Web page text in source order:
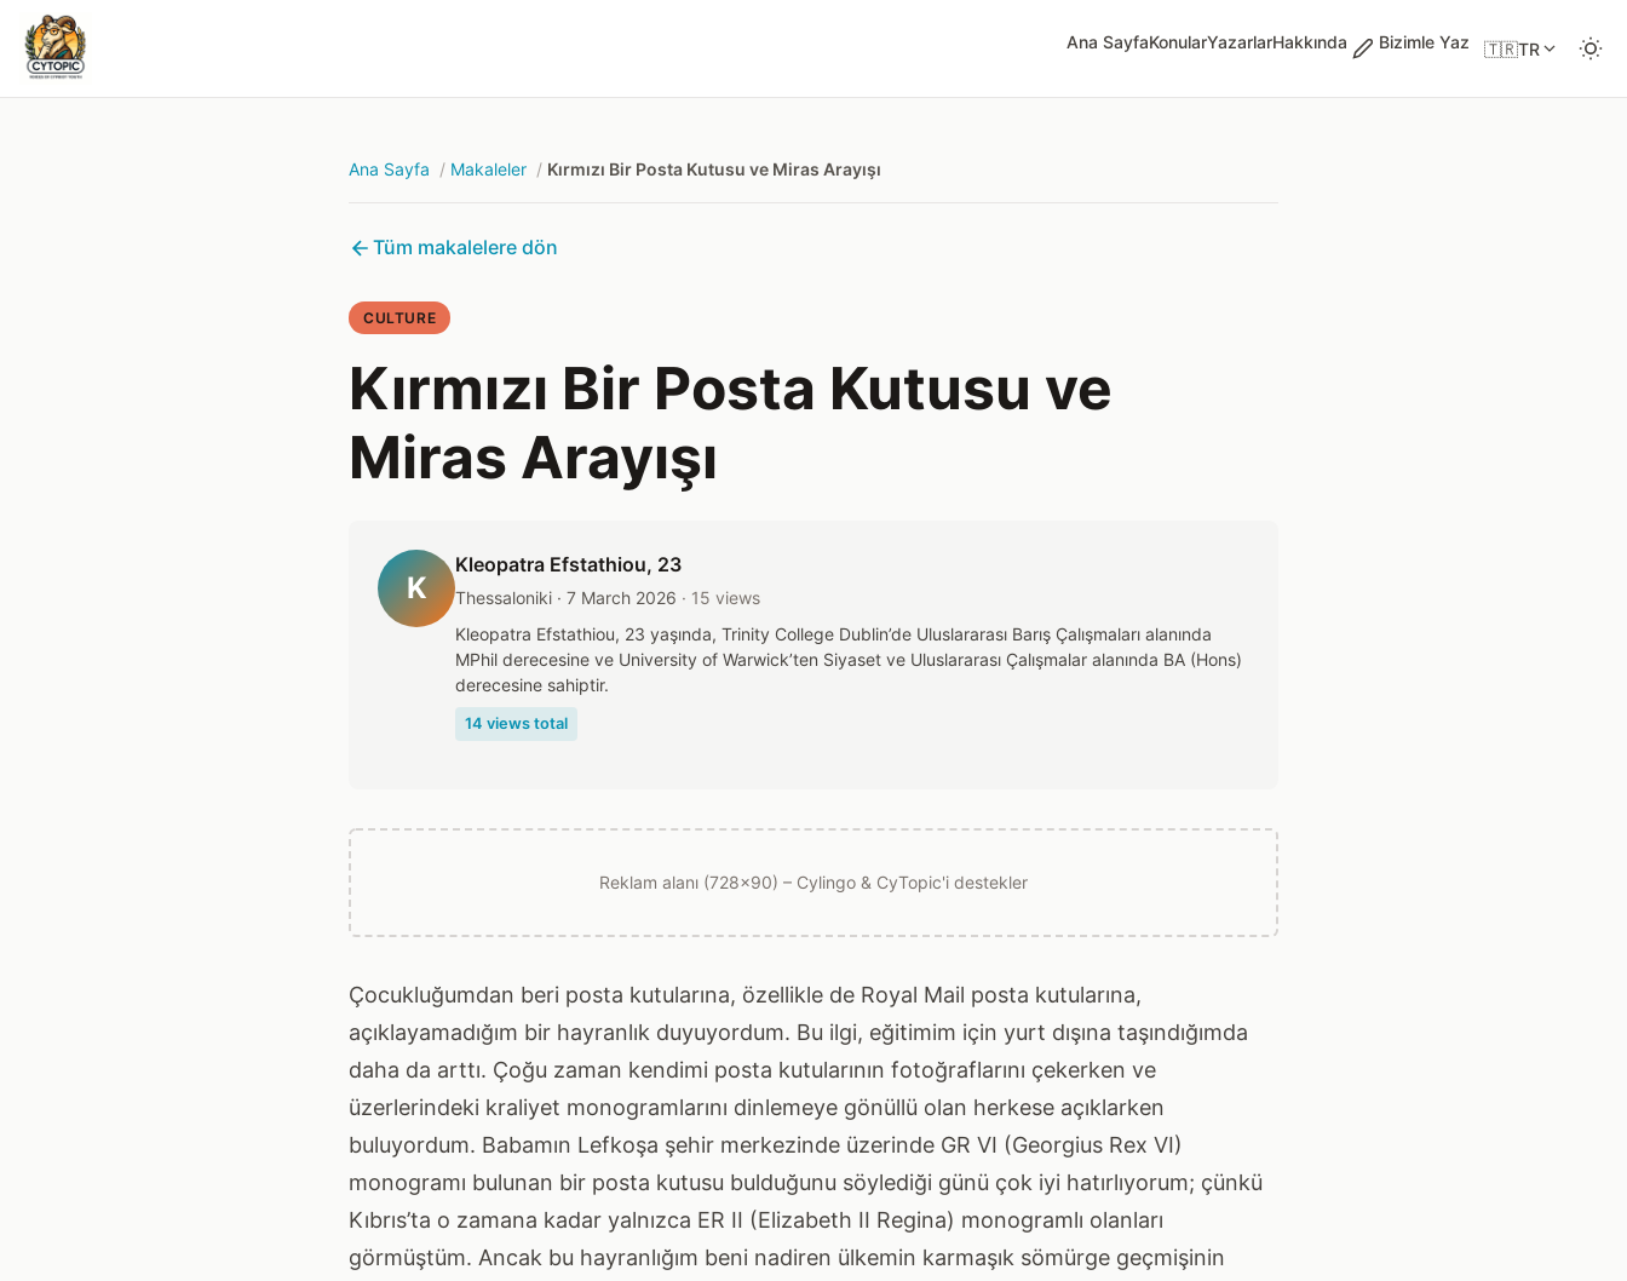
Ana SayfaKonularYazarlarHakkında Bizimle Yaz 🇹🇷TR
Ana Sayfa Makaleler Kırmızı Bir Posta Kutusu ve Miras Arayışı
Tüm makalelere dön
CULTURE
Kırmızı Bir Posta Kutusu ve
Miras Arayışı
K
Kleopatra Efstathiou, 23
Thessaloniki · 7 March 2026 · 15 views
Kleopatra Efstathiou, 23 yaşında, Trinity College Dublin’de Uluslararası Barış Çalışmaları alanında
MPhil derecesine ve University of Warwick’ten Siyaset ve Uluslararası Çalışmalar alanında BA (Hons)
derecesine sahiptir.
14 views total
Reklam alanı (728x90) – Cylingo & CyTopic'i destekler
Çocukluğumdan beri posta kutularına, özellikle de Royal Mail posta kutularına,
açıklayamadığım bir hayranlık duyuyordum. Bu ilgi, eğitimim için yurt dışına taşındığımda
daha da arttı. Çoğu zaman kendimi posta kutularının fotoğraflarını çekerken ve
üzerlerindeki kraliyet monogramlarını dinlemeye gönüllü olan herkese açıklarken
buluyordum. Babamın Lefkoşa şehir merkezinde üzerinde GR VI (Georgius Rex VI)
monogramı bulunan bir posta kutusu bulduğunu söylediği günü çok iyi hatırlıyorum; çünkü
Kıbrıs’ta o zamana kadar yalnızca ER II (Elizabeth II Regina) monogramlı olanları
görmüştüm. Ancak bu hayranlığım beni nadiren ülkemin karmaşık sömürge geçmişinin